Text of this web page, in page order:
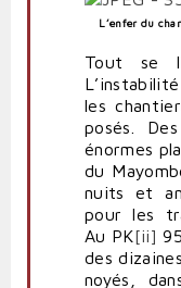
L’enfer du
Tout se
les
posés.
énormes
du
nuits et
pour les
Au PK[ii]
des
noyés,